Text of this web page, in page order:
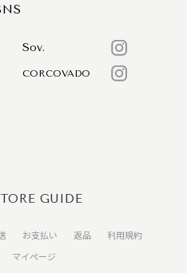
Sov.
CORCOVADO
GUIDE
お支払い 返品
利用規約
マイページ